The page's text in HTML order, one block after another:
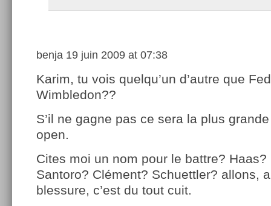
benja 19 juin 2009 at 07:38
Karim, tu vois quelqu’un d’autre que
Wimbledon??
S’il ne gagne pas ce sera la plus
open.
Cites moi un nom pour le battre?
Santoro? Clément? Schuettler? allons,
blessure, c’est du tout cuit.